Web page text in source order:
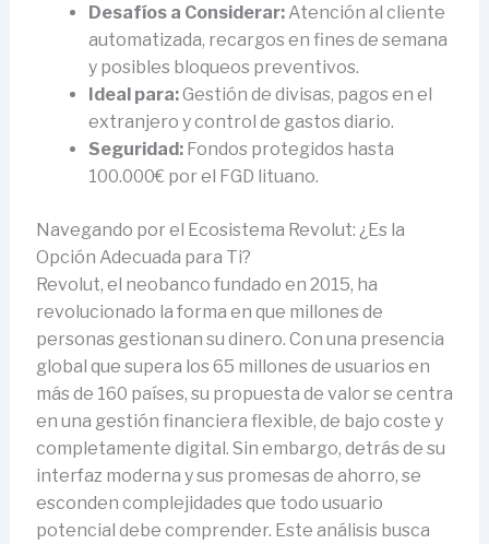
Desafíos a Considerar:Atención al cliente
automatizada, recargos en fines de semana
y posibles bloqueos preventivos.
Ideal para:Gestión de divisas, pagos en el
extranjero y control de gastos diario.
Seguridad:Fondos protegidos hasta
100.000€ por el FGD lituano.
Navegando por el Ecosistema Revolut: ¿Es la
Opción Adecuada para Ti?
Revolut, el neobanco fundado en 2015, ha
revolucionado la forma en que millones de
personas gestionan su dinero. Con una presencia
global que supera los 65 millones de usuarios en
más de 160 países, su propuesta de valor se centra
en una gestión financiera flexible, de bajo coste y
completamente digital. Sin embargo, detrás de su
interfaz moderna y sus promesas de ahorro, se
esconden complejidades que todo usuario
potencial debe comprender. Este análisis busca